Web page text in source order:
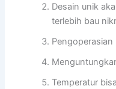
Desain unik
terlebih bau
Temperatur